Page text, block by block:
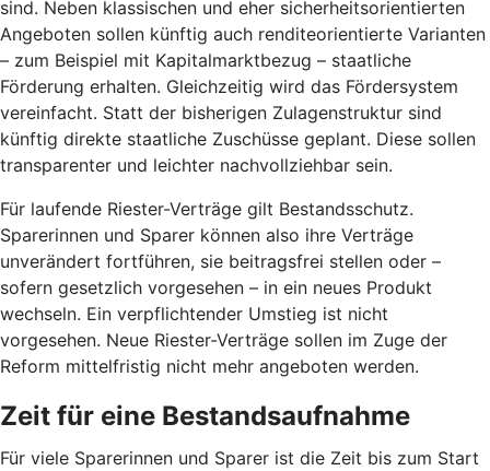
sind. Neben klassischen und eher sicherheitsorientierten
Angeboten sollen künftig auch renditeorientierte Varianten
– zum Beispiel mit Kapitalmarktbezug – staatliche
Förderung erhalten. Gleichzeitig wird das Fördersystem
vereinfacht. Statt der bisherigen Zulagenstruktur sind
künftig direkte staatliche Zuschüsse geplant. Diese sollen
transparenter und leichter nachvollziehbar sein.
Für laufende Riester-Verträge gilt Bestandsschutz.
Sparerinnen und Sparer können also ihre Verträge
unverändert fortführen, sie beitragsfrei stellen oder –
sofern gesetzlich vorgesehen – in ein neues Produkt
wechseln. Ein verpflichtender Umstieg ist nicht
vorgesehen. Neue Riester-Verträge sollen im Zuge der
Reform mittelfristig nicht mehr angeboten werden.
Zeit für eine Bestandsaufnahme
Für viele Sparerinnen und Sparer ist die Zeit bis zum Start